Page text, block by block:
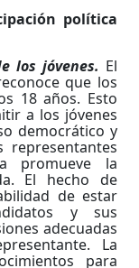
política
los jóvenes. El
que los
18 años. Esto
a los jóvenes
democrático y
promueve la
El hecho de
de estar
y sus
adecuadas
La
para